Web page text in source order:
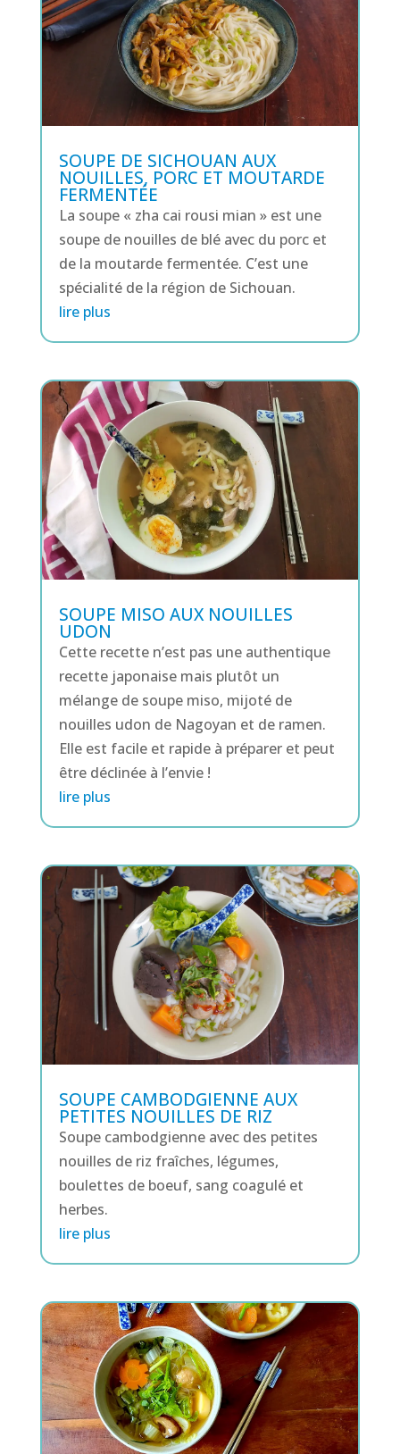
SOUPE DE SICHOUAN AUX
NOUILLES, PORC ET MOUTARDE
FERMENTÉE
La soupe « zha cai rousi mian » est une
soupe de nouilles de blé avec du porc et
de la moutarde fermentée. C’est une
spécialité de la région de Sichouan.
lire plus
SOUPE MISO AUX NOUILLES
UDON
Cette recette n’est pas une authentique
recette japonaise mais plutôt un
mélange de soupe miso, mijoté de
nouilles udon de Nagoyan et de ramen.
Elle est facile et rapide à préparer et peut
être déclinée à l’envie !
lire plus
SOUPE CAMBODGIENNE AUX
PETITES NOUILLES DE RIZ
Soupe cambodgienne avec des petites
nouilles de riz fraîches, légumes,
boulettes de boeuf, sang coagulé et
herbes.
lire plus